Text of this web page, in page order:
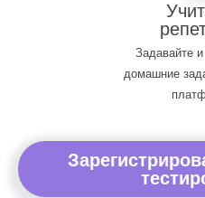
Задавайте
домашние